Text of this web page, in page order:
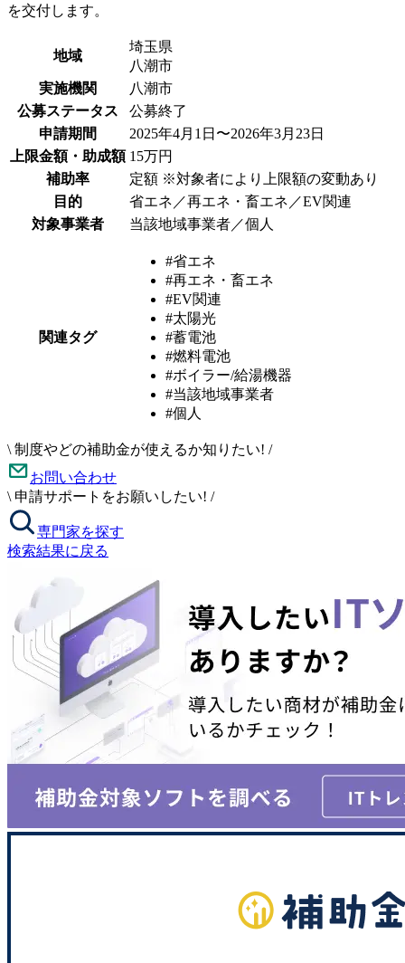
を交付します。
地域
埼玉県
八潮市
実施機関
八潮市
公募ステータス
公募終了
申請期間
2025年4月1日〜2026年3月23日
上限金額・助成額 15万円
補助率
定額 ※対象者により上限額の変動あり
目的
省エネ／再エネ・畜エネ／EV関連
対象事業者
当該地域事業者／個人
関連タグ
#省エネ
#再エネ・畜エネ
#EV関連
#太陽光
#蓄電池
#燃料電池
#ボイラー/給湯機器
#当該地域事業者
#個人
\ 制度やどの補助金が使えるか知りたい! /
お問い合わせ
\ 申請サポートをお願いしたい! /
専門家を探す
検索結果に戻る